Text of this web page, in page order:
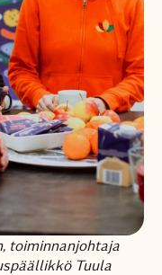
toiminnanjohtaja
Tuula